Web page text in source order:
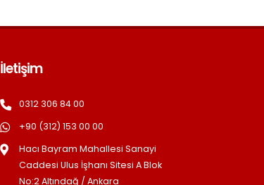
İletişim
0312 306 84 00
+90 (312) 153 00 00
Hacı Bayram Mahallesi Sanayi
Caddesi Ulus İşhanı Sitesi A Blok
No:2 Altındağ / Ankara